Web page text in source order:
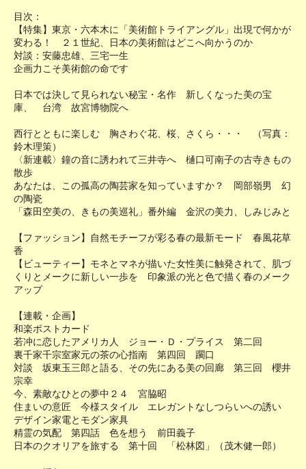
目次：
【特集】東京・六本木に「美術館トライアングル」出現で何かが
変わる！ ２１世紀、日本の美術館はどこへ向かうのか
対談：安藤忠雄、三宅一生
企画力こそ美術館の命です
日本では決して見られない秘宝・名作 新しくなった美の宝
庫、 台湾 故宮博物院へ
西行とともに楽しむ 胸さわぐ花、桜、さくら・・・ （写真：
鈴木理策）
〈新連載〉鐘の音に誘われて三井寺へ 樋口可南子の古寺きもの
散歩
あなたは、この孤高の陶芸家を知っていますか？ 岡部嶺男 幻
の陶瓷
「森田空美の、きもの美巡礼」番外編 金沢の美力、しみじみと
【ファッション】自然モチーフが彩る春の最新モード 春風花草
香
【ビューティー】モネとマネが描いた女性美に触発されて、肌づ
くりとメークに新しい一歩を 印象派の光と色で描く春のメーク
アップ
【連載・企画】
和楽ポストカード
若冲に恋したアメリカ人 ジョー・Ｄ・プライス 第二回
裏千家千宗室家元の茶の心指南 第四回 躙口
対談 坂東玉三郎と語る、その先にある美の回廊 第三回 櫻井
宗幸
今、素敵なひとの夢中２４ 宮脇昭
住まいの意匠 今様スタイル エレガントなしつらいへの誘い
デザイン家電とモダン家具
精霊の気配 第四話 色を想う 前田義子
日本のクオリアを旅する 第十回 「松林図」（茂木健一郎）